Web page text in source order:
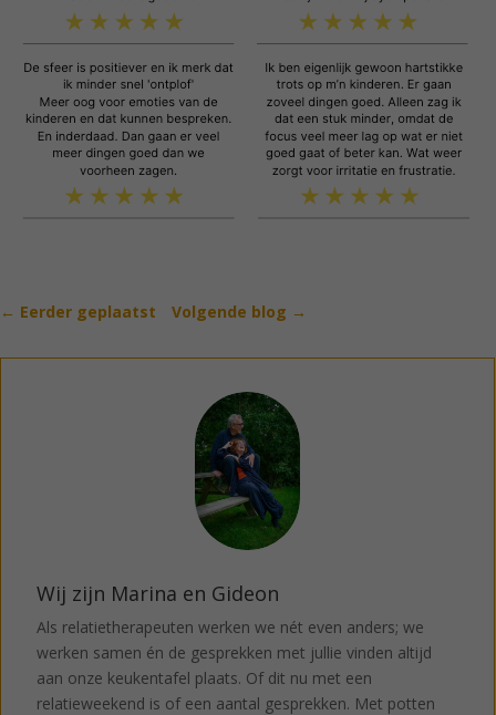
← Eerder geplaatst Volgende blog →
Wij zijn Marina en Gideon
Als relatietherapeuten werken we nét even anders; we
werken samen én de gesprekken met jullie vinden altijd
aan onze keukentafel plaats. Of dit nu met een
relatieweekend is of een aantal gesprekken. Met potten